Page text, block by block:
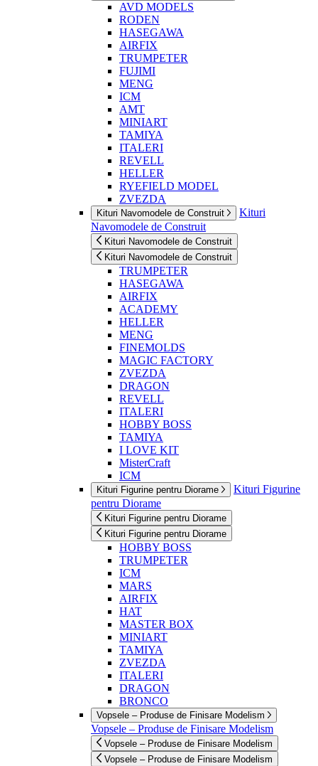
AVD MODELS
RODEN
HASEGAWA
AIRFIX
TRUMPETER
FUJIMI
MENG
ICM
AMT
MINIART
TAMIYA
ITALERI
REVELL
HELLER
RYEFIELD MODEL
ZVEZDA
Kituri Navomodele de Construit
Kituri
Navomodele de Construit
Kituri Navomodele de Construit
Kituri Navomodele de Construit
TRUMPETER
HASEGAWA
AIRFIX
ACADEMY
HELLER
MENG
FINEMOLDS
MAGIC FACTORY
ZVEZDA
DRAGON
REVELL
ITALERI
HOBBY BOSS
TAMIYA
I LOVE KIT
MisterCraft
ICM
Kituri Figurine pentru Diorame
Kituri Figurine
pentru Diorame
Kituri Figurine pentru Diorame
Kituri Figurine pentru Diorame
HOBBY BOSS
TRUMPETER
ICM
MARS
AIRFIX
HAT
MASTER BOX
MINIART
TAMIYA
ZVEZDA
ITALERI
DRAGON
BRONCO
Vopsele – Produse de Finisare Modelism
Vopsele – Produse de Finisare Modelism
Vopsele – Produse de Finisare Modelism
Vopsele – Produse de Finisare Modelism